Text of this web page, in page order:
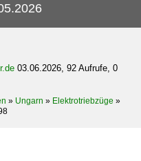
03.06.2026, 92 Aufrufe, 0
» Ungarn » Elektrotriebzüge »